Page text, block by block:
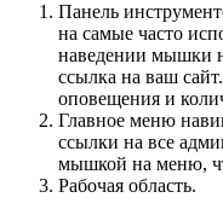
Панель
на самые часто
наведении мышки
ссылка на ваш
оповещения и
Главное меню
ссылки на все
мышкой на меню,
Рабочая область.